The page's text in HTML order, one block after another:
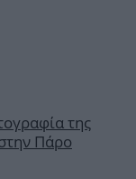
της
Πάρο